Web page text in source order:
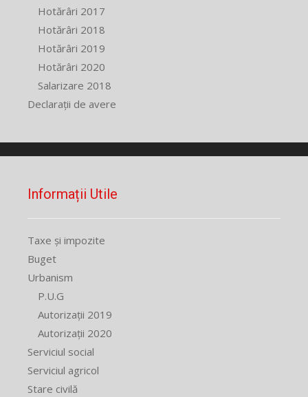
Hotărâri 2017
Hotărâri 2018
Hotărâri 2019
Hotărâri 2020
Salarizare 2018
Declarații de avere
Informații Utile
Taxe și impozite
Buget
Urbanism
P.U.G
Autorizații 2019
Autorizații 2020
Serviciul social
Serviciul agricol
Stare civilă